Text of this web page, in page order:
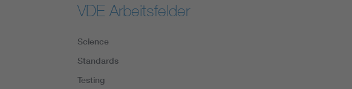
VDE Arbeitsfelder
Science
Standards
Testing